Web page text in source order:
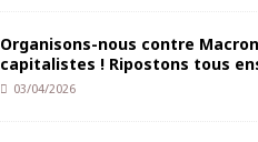
Organisons-nous contre
capitalistes ! Ripostons tous
03/04/2026